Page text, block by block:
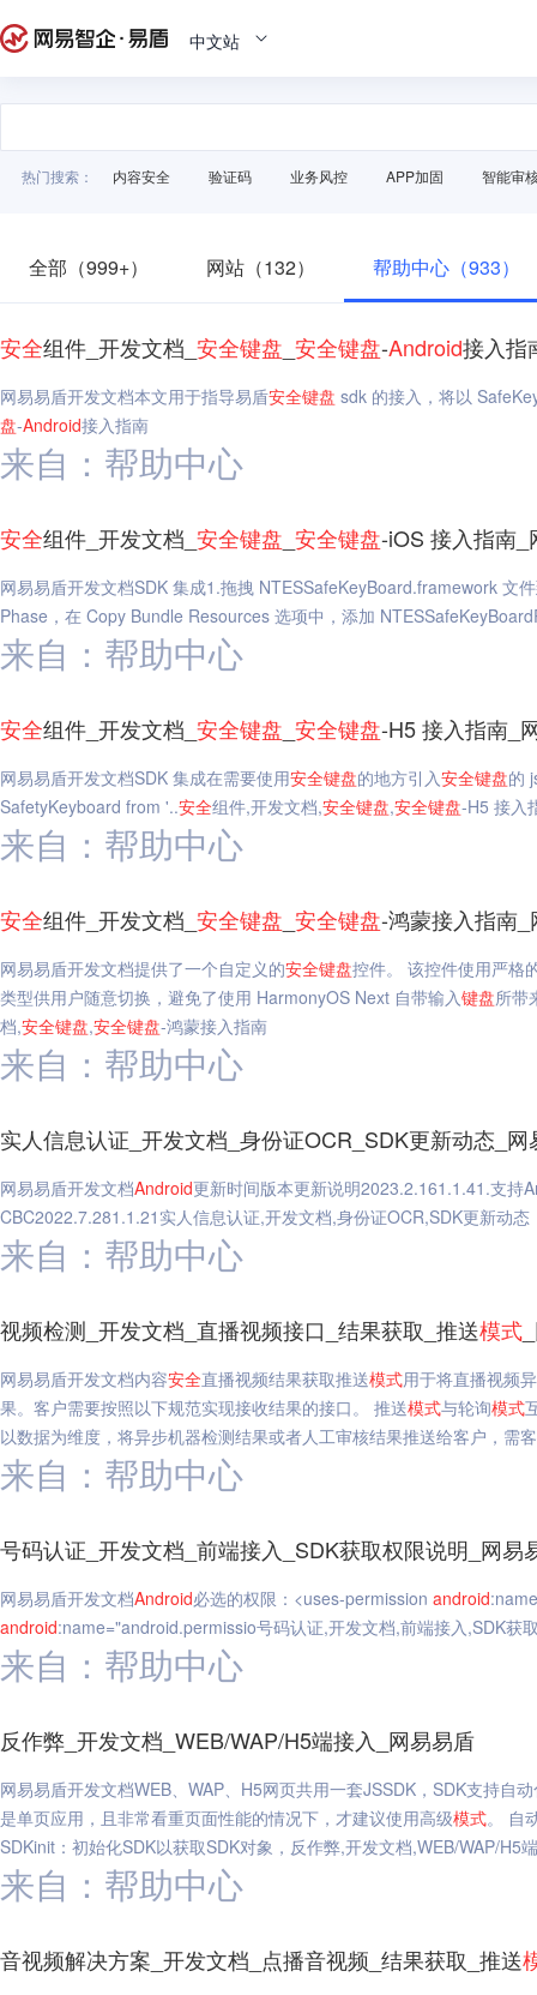
中文站
热门搜索： 内容安全 验证码 业务风控 APP加固 智能审
全部（999+） 网站（132） 帮助中心（933）
安全组件_开发文档_ 安全键盘 安全键盘-Android接入指
网易易盾开发文档本文用于指导易盾安全键盘 sdk 的接入，将以
盘-Android接入指南
来自：帮助中心
安全组件_开发文档_ 安全键盘 安全键盘-iOS 接入指南_
网易易盾开发文档SDK 集成1.拖拽 NTESSafeKeyBoard.framework
Phase，在 Copy Bundle Resources 选项中，添加
来自：帮助中心
安全组件_开发文档_ 安全键盘 安全键盘-H5 接入指南_
网易易盾开发文档SDK 集成在需要使用安全键盘的地方引入安全键盘的
SafetyKeyboard from '..安全组件,开发文档,安全键盘,安全键盘-H5 接入
来自：帮助中心
安全组件_开发文档_ 安全键盘 安全键盘-鸿蒙接入指南
网易易盾开发文档提供了一个自定义的安全键盘控件。 该控件使用严格
类型供用户随意切换，避免了使用 HarmonyOS Next 自带输入键盘所带
档,安全键盘,安全键盘-鸿蒙接入指南
来自：帮助中心
实人信息认证_开发文档_身份证OCR_SDK更新动态_网
网易易盾开发文档Android更新时间版本更新说明2023.2.161.1.41.支持
CBC2022.7.281.1.21实人信息认证,开发文档,身份证OCR,SDK更新动态
来自：帮助中心
视频检测_开发文档_直播视频接口_结果获取_推送模式
网易易盾开发文档内容安全直播视频结果获取推送模式用于将直播视频
果。客户需要按照以下规范实现接收结果的接口。 推送模式与轮询模式
以数据为维度，将异步机器检测结果或者人工审核结果推送给客户，需
来自：帮助中心
号码认证_开发文档_前端接入_SDK获取权限说明_网易
网易易盾开发文档Android必选的权限：<uses-permission android
android:name="android.permissio号码认证,开发文档,前端接入,SDK获
来自：帮助中心
反作弊_开发文档_WEB/WAP/H5端接入_网易易盾
网易易盾开发文档WEB、WAP、H5网页共用一套JSSDK，SDK支持自
是单页应用，且非常看重页面性能的情况下，才建议使用高级模式。 自
SDKinit：初始化SDK以获取SDK对象，反作弊,开发文档,WEB/WAP/H5
来自：帮助中心
音视频解决方案_开发文档_点播音视频_结果获取_推送